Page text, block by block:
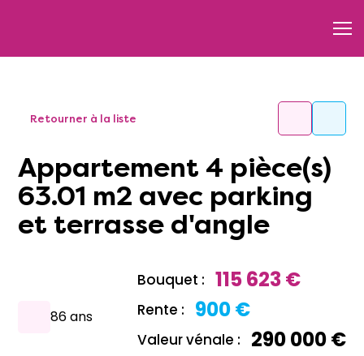
Retourner à la liste
Appartement 4 pièce(s)
63.01 m2 avec parking
et terrasse d'angle
86 ans
Bouquet : 115 623 €
Rente : 900 €
Valeur vénale : 290 000 €